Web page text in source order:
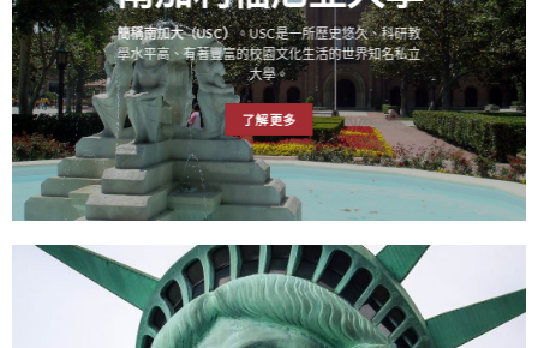
簡稱南加大（USC）。USC是一所歷史悠久、科研教
學水平高、有著豐富的校園文化生活的世界知名私立
大學。
了解更多